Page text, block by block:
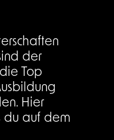
der
Top
Hier
du auf dem